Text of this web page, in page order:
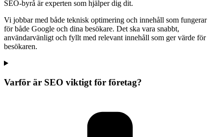
SEO-byrå är experten som hjälper dig dit.
Vi jobbar med både teknisk optimering och innehåll som fungerar
för både Google och dina besökare. Det ska vara snabbt,
användarvänligt och fyllt med relevant innehåll som ger värde för
besökaren.
Varför är SEO viktigt för företag?